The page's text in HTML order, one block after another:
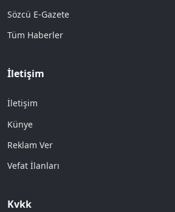
Sözcü E-Gazete
Tüm Haberler
İletişim
İletişim
Künye
Reklam Ver
Vefat İlanları
Kvkk